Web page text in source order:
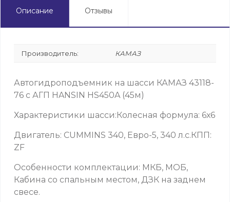
Описание Отзывы
Производитель: КАМАЗ
Автогидроподъемник на шасси КАМАЗ 43118-
76 с АГП HANSIN HS450A (45м)
Характеристики шасси:Колесная формула: 6х6
Двигатель: CUMMINS 340, Евро-5, 340 л.с.КПП:
ZF
Особенности комплектации: МКБ, МОБ,
Кабина со спальным местом, ДЗК на заднем
свесе.